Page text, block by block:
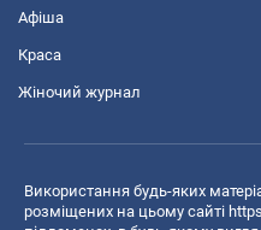
Афіша
Краса
Жіночий журнал
Використання будь-яких
розміщених на цьому сайті